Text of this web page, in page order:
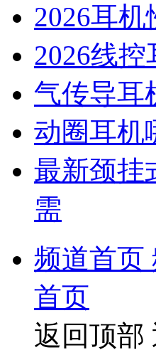
2026耳
2026线
气传导耳
动圈耳机
最新颈挂
需
频道首页
首页
返回顶部